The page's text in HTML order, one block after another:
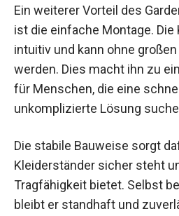
Ein weiterer Vorteil des
ist die einfache Montage.
intuitiv und kann ohne
werden. Dies macht ihn zu
für Menschen, die eine
unkomplizierte Lösung
Die stabile Bauweise sorgt
Kleiderständer sicher steht
Tragfähigkeit bietet. Selbst
bleibt er standhaft und